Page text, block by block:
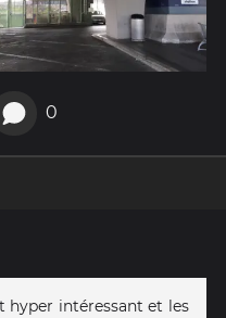
0
hyper intéressant et les